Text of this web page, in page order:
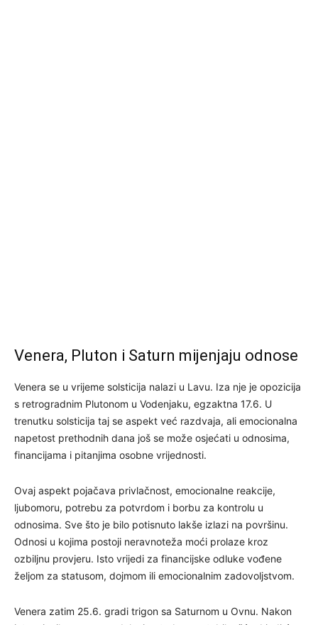
Venera, Pluton i Saturn mijenjaju odnose
Venera se u vrijeme solsticija nalazi u Lavu. Iza nje je opozicija
s retrogradnim Plutonom u Vodenjaku, egzaktna 17.6. U
trenutku solsticija taj se aspekt već razdvaja, ali emocionalna
napetost prethodnih dana još se može osjećati u odnosima,
financijama i pitanjima osobne vrijednosti.
Ovaj aspekt pojačava privlačnost, emocionalne reakcije,
ljubomoru, potrebu za potvrdom i borbu za kontrolu u
odnosima. Sve što je bilo potisnuto lakše izlazi na površinu.
Odnosi u kojima postoji neravnoteža moći prolaze kroz
ozbiljnu provjeru. Isto vrijedi za financijske odluke vođene
željom za statusom, dojmom ili emocionalnim zadovoljstvom.
Venera zatim 25.6. gradi trigon sa Saturnom u Ovnu. Nakon